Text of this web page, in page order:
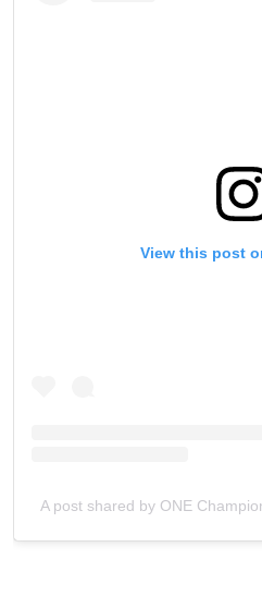
View this post
A post shared by ONE